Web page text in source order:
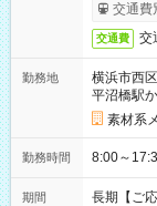
交通費
交通費 交
勤務地
横浜市西区
平沼橋駅
素材系
勤務時間
期間
長期【ご